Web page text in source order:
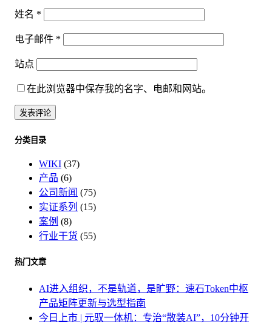
姓名 *
电子邮件 *
站点
在此浏览器中保存我的名字、电邮和网站。
分类目录
WIKI (37)
产品 (6)
公司新闻 (75)
实证系列 (15)
案例 (8)
行业干货 (55)
热门文章
AI进入组织，不是轨道，是旷野：速石Token中枢
产品矩阵更新与选型指南
今日上市 | 元驭一体机：专治“散装AI”，10分钟开